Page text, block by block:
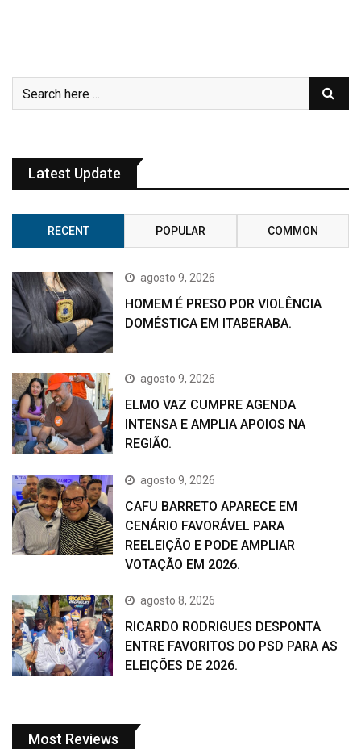
Latest Update
RECENT POPULAR COMMON
agosto 9, 2026
HOMEM É PRESO POR VIOLÊNCIA
DOMÉSTICA EM ITABERABA.
agosto 9, 2026
ELMO VAZ CUMPRE AGENDA
INTENSA E AMPLIA APOIOS NA
REGIÃO.
agosto 9, 2026
CAFU BARRETO APARECE EM
CENÁRIO FAVORÁVEL PARA
REELEIÇÃO E PODE AMPLIAR
VOTAÇÃO EM 2026.
agosto 8, 2026
RICARDO RODRIGUES DESPONTA
ENTRE FAVORITOS DO PSD PARA AS
ELEIÇÕES DE 2026.
Most Reviews